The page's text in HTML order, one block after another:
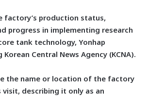
factory’s production status,
progress in implementing research
tank technology, Yonhap
Central News Agency (KCNA).
the name or location of the factory
describing it only as an